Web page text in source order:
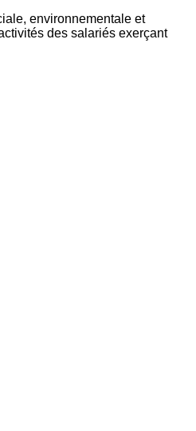
environnementale et
des salariés exerçant